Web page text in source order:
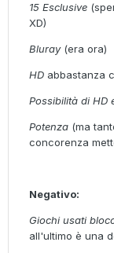
15 Esclusive
XD)
Bluray(era ora)
HD abbastanza
Possibilità di HD
Potenza (ma
concorenza
Negativo:
Giochi usati
all'ultimo è una